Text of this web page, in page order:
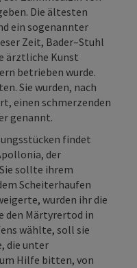
Die ältesten
ein sogenannter
Zeit, Bader–Stuhl
ärztliche Kunst
betrieben wurde.
Sie wurden, nach
einen schmerzenden
genannt.
findet
der
sollte ihrem
Scheiterhaufen
wurden ihr die
den Märtyrertod in
wählte, soll sie
die unter
Hilfe bitten, von